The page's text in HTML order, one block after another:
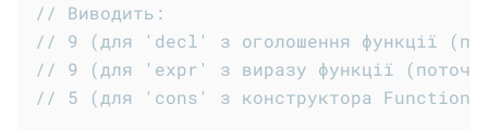
// Виводить:
// 9 (для 'decl' з оголошення функції
// 9 (для 'expr' з виразу функції
// 5 (для 'cons' з конструктора Function